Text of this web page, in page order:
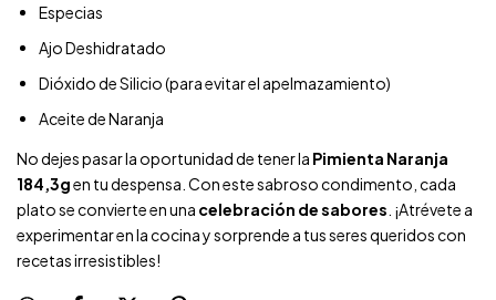
Especias
Ajo Deshidratado
Dióxido de Silicio (para evitar el apelmazamiento)
Aceite de Naranja
No dejes pasar la oportunidad de tener la Pimienta Naranja
184,3gen tu despensa. Con este sabroso condimento, cada
plato se convierte en una celebración de sabores . ¡Atrévete a
experimentar en la cocina y sorprende a tus seres queridos con
recetas irresistibles!